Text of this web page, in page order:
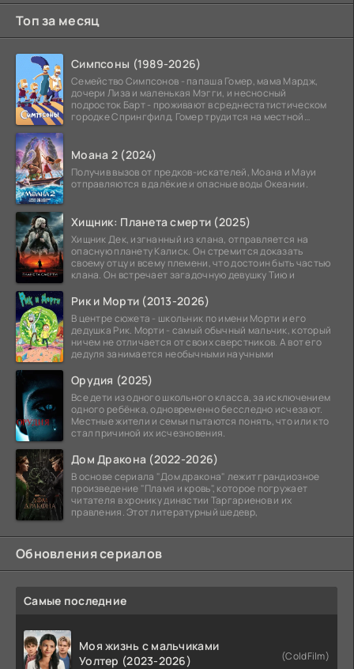
Топ за месяц
Симпсоны (1989-2026)
Семейство Симпсонов - папаша Гомер, мама Мардж,
дочери Лиза и маленькая Мэгги, и несносный
подросток Барт - проживают в среднестатистическом
городке Спрингфилд. Гомер трудится на местной
Моана 2 (2024)
Получив вызов от предков-искателей, Моана и Мауи
отправляются в далёкие и опасные воды Океании.
Хищник: Планета смерти (2025)
Хищник Дек, изгнанный из клана, отправляется на
опасную планету Калиск. Он стремится доказать
своему отцу и всему племени, что достоин быть частью
клана. Он встречает загадочную девушку Тию и
Рик и Морти (2013-2026)
В центре сюжета - школьник по имени Морти и его
дедушка Рик. Морти - самый обычный мальчик, который
ничем не отличается от своих сверстников. А вот его
дедуля занимается необычными научными
Орудия (2025)
Все дети из одного школьного класса, за исключением
одного ребёнка, одновременно бесследно исчезают.
Местные жители и семьи пытаются понять, что или кто
стал причиной их исчезновения.
Дом Дракона (2022-2026)
В основе сериала "Дом дракона" лежит грандиозное
произведение "Пламя и кровь", которое погружает
читателя в хронику династии Таргариенов и их
правления. Этот литературный шедевр,
Обновления сериалов
Самые последние
Моя жизнь с мальчиками
Уолтер (2023-2026)
(ColdFilm)